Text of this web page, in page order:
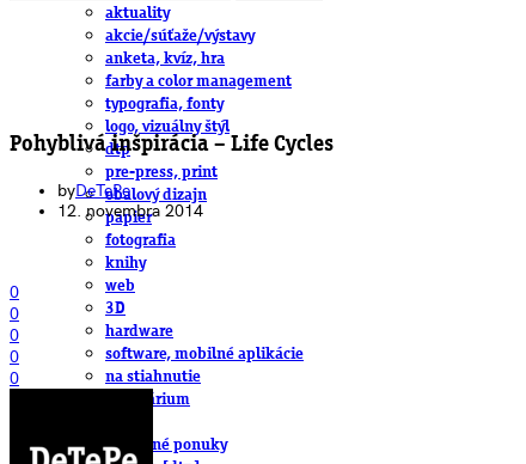
aktuality
akcie/súťaže/výstavy
anketa, kvíz, hra
farby a color management
typografia, fonty
logo, vizuálny štýl
dtp
pre-press, print
obalový dizajn
papier
fotografia
knihy
web
3D
hardware
software, mobilné aplikácie
na stiahnutie
obludárium
pracovné ponuky
Pohyblivá inšpirácia – Life Cycles
byDeTePe
12. novembra 2014
0
0
0
0
0